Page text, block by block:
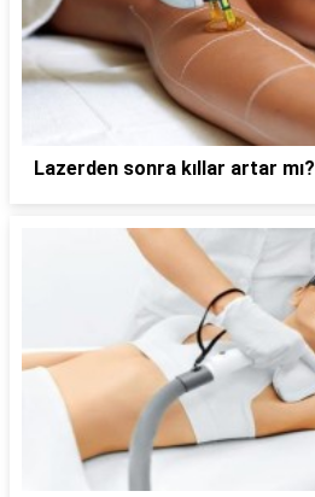
Lazerden sonra kıllar artar mı?